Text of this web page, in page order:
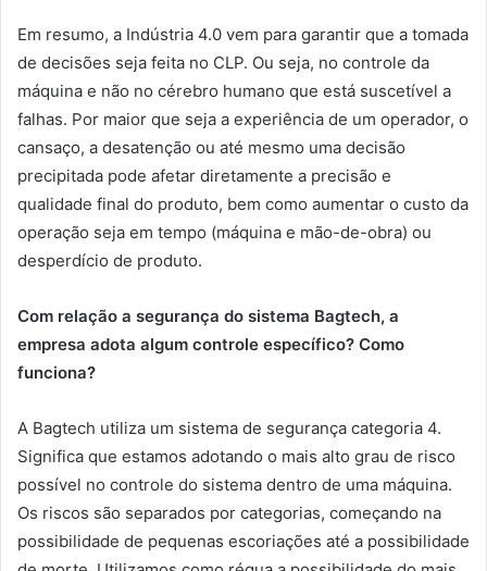
Em resumo, a Indústria 4.0 vem para garantir que a tomada
de decisões seja feita no CLP. Ou seja, no controle da
máquina e não no cérebro humano que está suscetível a
falhas. Por maior que seja a experiência de um operador, o
cansaço, a desatenção ou até mesmo uma decisão
precipitada pode afetar diretamente a precisão e
qualidade final do produto, bem como aumentar o custo da
operação seja em tempo (máquina e mão-de-obra) ou
desperdício de produto.
Com relação a segurança do sistema Bagtech, a
empresa adota algum controle específico? Como
funciona?
A Bagtech utiliza um sistema de segurança categoria 4.
Significa que estamos adotando o mais alto grau de risco
possível no controle do sistema dentro de uma máquina.
Os riscos são separados por categorias, começando na
possibilidade de pequenas escoriações até a possibilidade